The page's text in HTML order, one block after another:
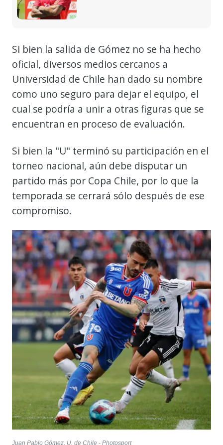
Si bien la salida de Gómez no se ha hecho
oficial, diversos medios cercanos a
Universidad de Chile han dado su nombre
como uno seguro para dejar el equipo, el
cual se podría a unir a otras figuras que se
encuentran en proceso de evaluación.
Si bien la "U" terminó su participación en el
torneo nacional, aún debe disputar un
partido más por Copa Chile, por lo que la
temporada se cerrará sólo después de ese
compromiso.
Juan Pablo Gómez, U. de Chile - Photosport